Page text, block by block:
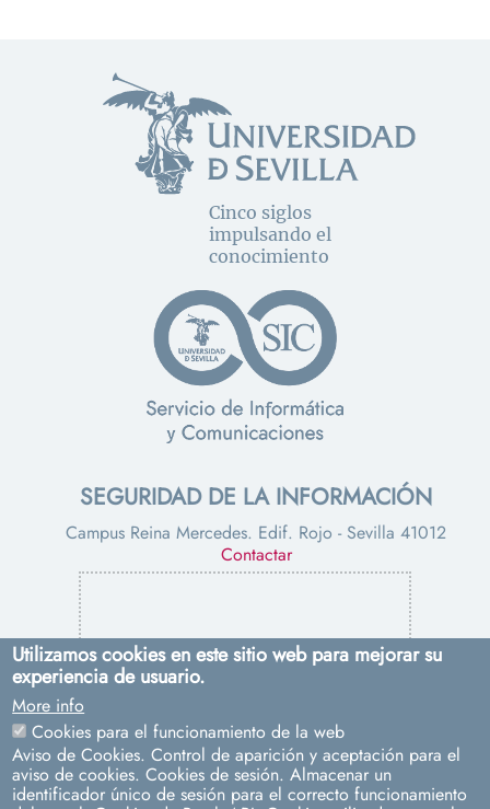
Cinco siglos
impulsando el
conocimiento
SEGURIDAD DE LA INFORMACIÓN
Campus Reina Mercedes. Edif. Rojo - Sevilla 41012
Contactar
PROTECCIÓN DE DATOS
Pabellón de Uruguay. Avda. de Chile, s/n - Sevilla 41013
Contacto:dpd@us.es
Utilizamos cookies en este sitio web para mejorar su
experiencia de usuario.
More info
Cookies para el funcionamiento de la web
Aviso de Cookies. Control de aparición y aceptación para el
aviso de cookies. Cookies de sesión. Almacenar un
identificador único de sesión para el correcto funcionamiento